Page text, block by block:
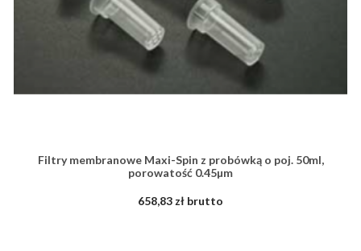
Filtry membranowe Maxi-Spin z probówką o poj. 50ml,
porowatość 0.45µm
658,83 zł brutto